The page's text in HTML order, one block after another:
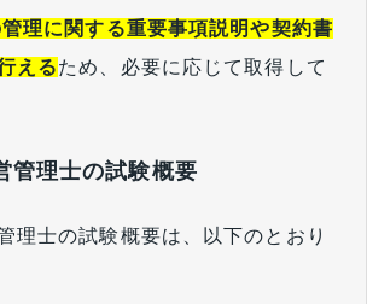
理に関する重要事項説明や契約書
えるため、必要に応じて取得して
管理士の試験概要
理士の試験概要は、以下のとおり